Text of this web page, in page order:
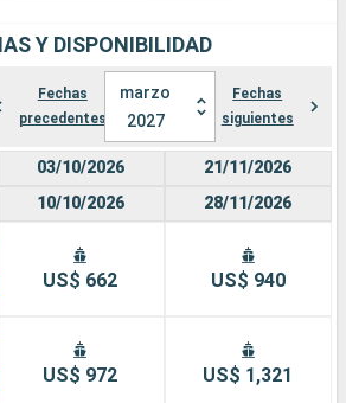
Y DISPONIBILIDAD
Fechas
precedentes
marzo
2027
Fechas
siguientes
03/10/2026
10/10/2026
US$ 662
US$ 972
21/11/2026
28/11/2026
US$ 940
US$ 1,321
Compañías
Buscar